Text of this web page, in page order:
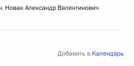
, Новак Александр Валентинович
Добавить в Календарь